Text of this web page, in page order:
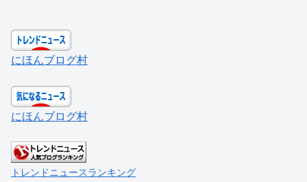
にほんブログ村
にほんブログ村
トレンドニュースランキング